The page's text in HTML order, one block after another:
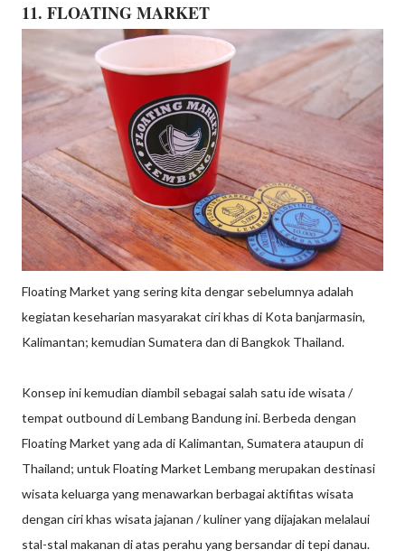
11. FLOATING MARKET
Floating Market yang sering kita dengar sebelumnya adalah
kegiatan keseharian masyarakat ciri khas di Kota banjarmasin,
Kalimantan; kemudian Sumatera dan di Bangkok Thailand.
Konsep ini kemudian diambil sebagai salah satu ide wisata /
tempat outbound di Lembang Bandung ini. Berbeda dengan
Floating Market yang ada di Kalimantan, Sumatera ataupun di
Thailand; untuk Floating Market Lembang merupakan destinasi
wisata keluarga yang menawarkan berbagai aktifitas wisata
dengan ciri khas wisata jajanan / kuliner yang dijajakan melalaui
stal-stal makanan di atas perahu yang bersandar di tepi danau.